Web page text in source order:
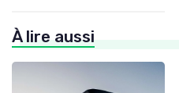
À lire aussi